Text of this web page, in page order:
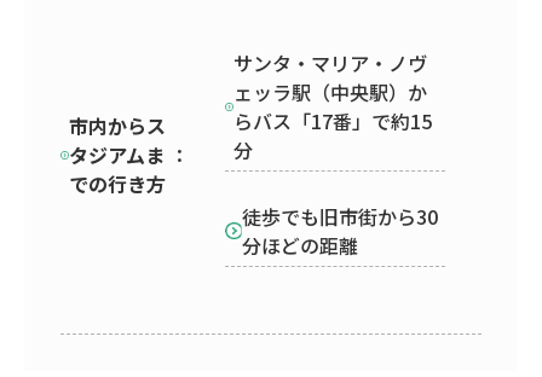
市内からス
タジアムま
での行き方
：
サンタ・マリア・ノヴ
ェッラ駅（中央駅）か
らバス「17番」で約15
分
徒歩でも旧市街から30
分ほどの距離